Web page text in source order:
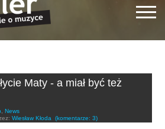
Maty - a miał być też
, News
Wiesław Kłoda (komentarze: 3)